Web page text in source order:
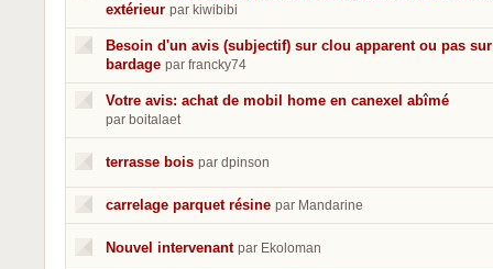
extérieur par kiwibibi
Besoin d'un avis (subjectif) sur clou apparent ou pas sur
bardage par francky74
Votre avis: achat de mobil home en canexel abîmé
par boitalaet
terrasse bois par dpinson
carrelage parquet résine par Mandarine
Nouvel intervenant par Ekoloman